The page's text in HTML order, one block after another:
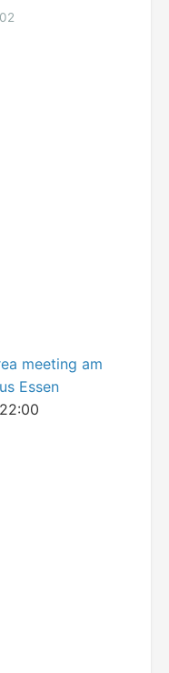
meeting am
Essen
22:00